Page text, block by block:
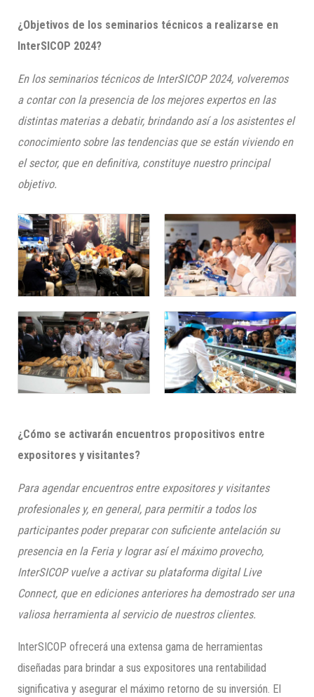
¿Objetivos de los seminarios técnicos a realizarse en
InterSICOP 2024?
En los seminarios técnicos de InterSICOP 2024, volveremos
a contar con la presencia de los mejores expertos en las
distintas materias a debatir, brindando así a los asistentes el
conocimiento sobre las tendencias que se están viviendo en
el sector, que en definitiva, constituye nuestro principal
objetivo.
¿Cómo se activarán encuentros propositivos entre
expositores y visitantes?
Para agendar encuentros entre expositores y visitantes
profesionales y, en general, para permitir a todos los
participantes poder preparar con suficiente antelación su
presencia en la Feria y lograr así el máximo provecho,
InterSICOP vuelve a activar su plataforma digital Live
Connect, que en ediciones anteriores ha demostrado ser una
valiosa herramienta al servicio de nuestros clientes.
InterSICOP ofrecerá una extensa gama de herramientas
diseñadas para brindar a sus expositores una rentabilidad
significativa y asegurar el máximo retorno de su inversión. El